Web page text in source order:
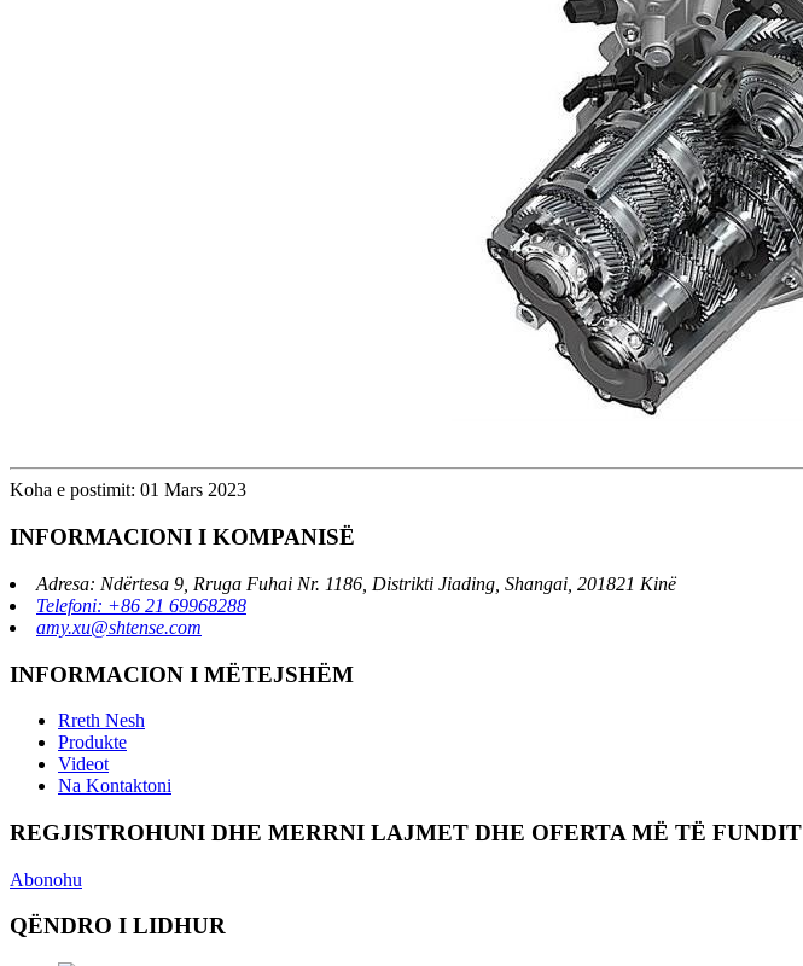
Koha e postimit: 01 Mars 2023
INFORMACIONI I KOMPANISË
Adresa: Ndërtesa 9, Rruga Fuhai Nr. 1186, Distrikti Jiading, Shangai, 201821 Kinë
Telefoni: +86 21 69968288
amy.xu@shtense.com
INFORMACION I MËTEJSHËM
Rreth Nesh
Produkte
Videot
Na Kontaktoni
REGJISTROHUNI DHE MERRNI LAJMET DHE OFERTA MË TË FUNDIT
Abonohu
QËNDRO I LIDHUR